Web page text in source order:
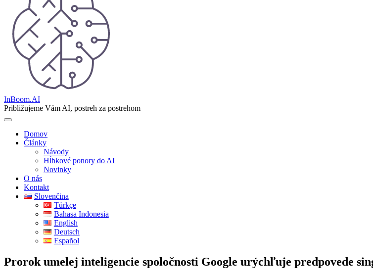
InBoom.AI
Približujeme Vám AI, postreh za postrehom
Domov
Články
Návody
Hĺbkové ponory do AI
Novinky
O nás
Kontakt
Slovenčina
Türkçe
Bahasa Indonesia
English
Deutsch
Español
Prorok umelej inteligencie spoločnosti Google urýchľuje predpovede